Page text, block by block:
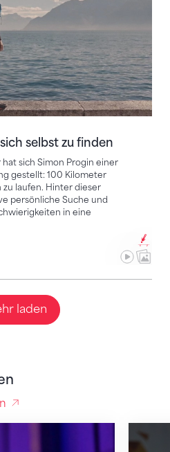
selbst zu finden
sich Simon Progin einer
gestellt: 100 Kilometer
laufen. Hinter dieser
persönliche Suche und
in eine
laden
STV